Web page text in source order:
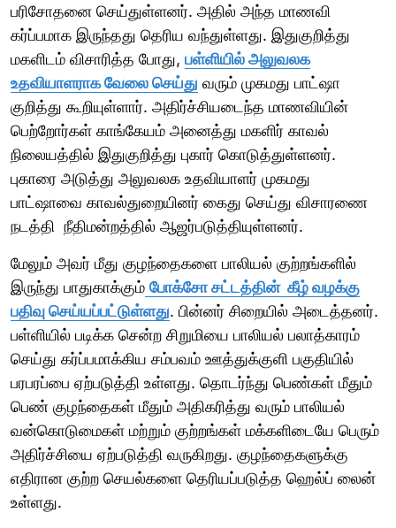
பரிசோதனை செய்துள்ளனர். அதில் அந்த மாணவி
கர்ப்பமாக இருந்தது தெரிய வந்துள்ளது. இதுகுறித்து
மகளிடம் விசாரித்த போது, பள்ளியில் அலுவலக
உதவியாளராக வேலை செய்து வரும் முகமது பாட்ஷா
குறித்து கூறியுள்ளார். அதிர்ச்சியடைந்த மாணவியின்
பெற்றோர்கள் காங்கேயம் அனைத்து மகளிர் காவல்
நிலையத்தில் இதுகுறித்து புகார் கொடுத்துள்ளனர்.
புகாரை அடுத்து அலுவலக உதவியாளர் முகமது
பாட்ஷாவை காவல்துறையினர் கைது செய்து விசாரணை
நடத்தி நீதிமன்றத்தில் ஆஜர்படுத்தியுள்ளனர்.
மேலும் அவர் மீது குழந்தைகளை பாலியல் குற்றங்களில்
இருந்து பாதுகாக்கும் போக்சோ சட்டத்தின் கீழ் வழக்கு
பதிவு செய்யப்பட்டுள்ளது. பின்னர் சிறையில் அடைத்தனர்.
பள்ளியில் படிக்க சென்ற சிறுமியை பாலியல் பலாத்காரம்
செய்து கர்ப்பமாக்கிய சம்பவம் ஊத்துக்குளி பகுதியில்
பரபரப்பை ஏற்படுத்தி உள்ளது. தொடர்ந்து பெண்கள் மீதும்
பெண் குழந்தைகள் மீதும் அதிகரித்து வரும் பாலியல்
வன்கொடுமைகள் மற்றும் குற்றங்கள் மக்களிடையே பெரும்
அதிர்ச்சியை ஏற்படுத்தி வருகிறது. குழந்தைகளுக்கு
எதிரான குற்ற செயல்களை தெரியப்படுத்த ஹெல்ப் லைன்
உள்ளது.